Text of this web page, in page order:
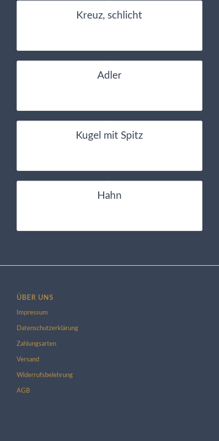
Kreuz, schlicht
Adler
Kugel mit Spitz
Hahn
ÜBER UNS
Impressum
Datenschutzerklärung
Zahlungsarten
Versand
Widerrufsbelehrung
AGB